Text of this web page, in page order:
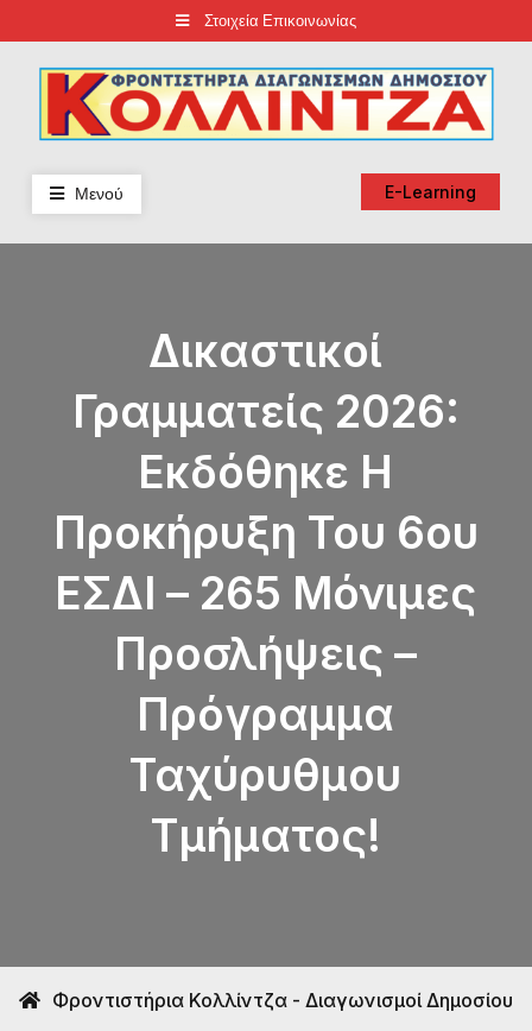
to
content
Στοιχεία Επικοινωνίας
Φροντιστήρια Κολλίντζα – Διαγωνισμοί Δημοσίου
ΕΣΔΔΑ – ΑΣΕΠ – ΑΑΔΕ – ΕΣΔΙ – ΥΠΕΞ
Μενού E-Learning
Δικαστικοί
Γραμματείς 2026:
Εκδόθηκε Η
Προκήρυξη Του 6ου
ΕΣΔΙ – 265 Μόνιμες
Προσλήψεις –
Πρόγραμμα
Ταχύρυθμου
Τμήματος!
Φροντιστήρια Κολλίντζα - Διαγωνισμοί Δημοσίου